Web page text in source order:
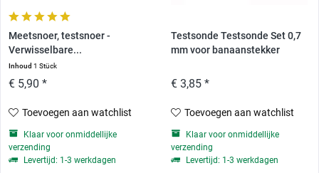
Meetsnoer, testsnoer -
Verwisselbare...
Inhoud1 Stück
€ 5,90 *
Toevoegen aan watchlist
Klaar voor onmiddellijke
verzending
Levertijd: 1-3 werkdagen
Testsonde Testsonde Set 0,7
mm voor banaanstekker
€ 3,85 *
Toevoegen aan watchlist
Klaar voor onmiddellijke
verzending
Levertijd: 1-3 werkdagen